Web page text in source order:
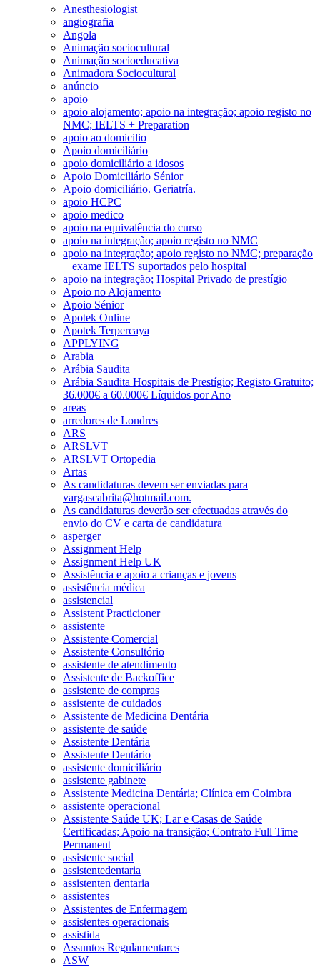
Anesthesiologist
angiografia
Angola
Animação sociocultural
Animação socioeducativa
Animadora Sociocultural
anúncio
apoio
apoio alojamento; apoio na integração; apoio registo no
NMC; IELTS + Preparation
apoio ao domicilio
Apoio domiciliário
apoio domiciliário a idosos
Apoio Domiciliário Sénior
Apoio domiciliário. Geriatría.
apoio HCPC
apoio medico
apoio na equivalência do curso
apoio na integração; apoio registo no NMC
apoio na integração; apoio registo no NMC; preparação
+ exame IELTS suportados pelo hospital
apoio na integração; Hospital Privado de prestígio
Apoio no Alojamento
Apoio Sénior
Apotek Online
Apotek Terpercaya
APPLYING
Arabia
Arábia Saudita
Arábia Saudita Hospitais de Prestígio; Registo Gratuito;
36.000€ a 60.000€ Líquidos por Ano
areas
arredores de Londres
ARS
ARSLVT
ARSLVT Ortopedia
Artas
As candidaturas devem ser enviadas para
vargascabrita@hotmail.com.
As candidaturas deverão ser efectuadas através do
envio do CV e carta de candidatura
asperger
Assignment Help
Assignment Help UK
Assistência e apoio a crianças e jovens
assistência médica
assistencial
Assistent Practicioner
assistente
Assistente Comercial
Assistente Consultório
assistente de atendimento
Assistente de Backoffice
assistente de compras
assistente de cuidados
Assistente de Medicina Dentária
assistente de saúde
Assistente Dentária
Assistente Dentário
assistente domiciliário
assistente gabinete
Assistente Medicina Dentária; Clínica em Coimbra
assistente operacional
Assistente Saúde UK; Lar e Casas de Saúde
Certificadas; Apoio na transição; Contrato Full Time
Permanent
assistente social
assistentedentaria
assistenten dentaria
assistentes
Assistentes de Enfermagem
assistentes operacionais
assistida
Assuntos Regulamentares
ASW